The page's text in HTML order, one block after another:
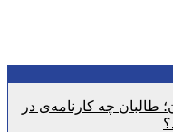
چه کارنامه‌ی در